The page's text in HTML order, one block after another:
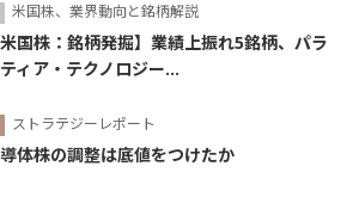
米国株、業界動向と銘柄解説
米国株：銘柄発掘】業績上振れ5銘柄、パラ
ィア・テクノロジー...
ストラテジーレポート
体株の調整は底値をつけたか